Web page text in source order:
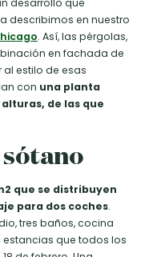
describimos en nuestro
. Así, las pérgolas,
en fachada de
al estilo de esas
con una planta
de las que
que se distribuyen
para dos coches.
tres baños, cocina
que todos los